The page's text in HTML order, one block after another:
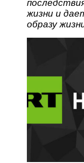
жизни и
образу